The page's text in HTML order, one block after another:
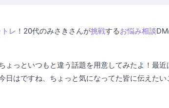
レ ！20代のみさきさんが挑戦するお悩み相談
ょっといつもと違う話題を用意してみたよ！最
日はですね、ちょっと気になってた皆に伝えた